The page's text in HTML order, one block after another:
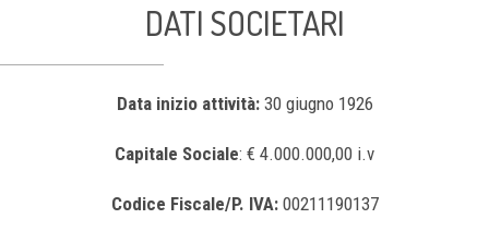
DATI SOCIETARI
Data inizio attività:30 giugno 1926
Capitale Sociale: € 4.000.000,00 i.v
Codice Fiscale/P. IVA:00211190137